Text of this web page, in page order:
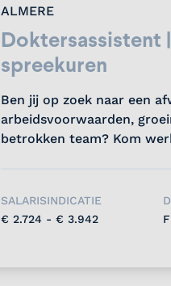
ALMERE
Doktersassistent
spreekuren
Ben jij op zoek naar een
arbeidsvoorwaarden,
betrokken team? Kom
SALARISINDICATIE
€ 2.724 - € 3.942